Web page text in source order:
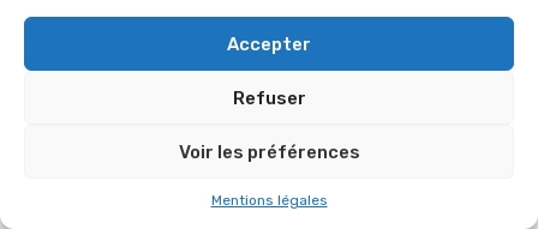
Accepter
Refuser
Voir les préférences
Mentions légales
MENTIONS LÉGALES